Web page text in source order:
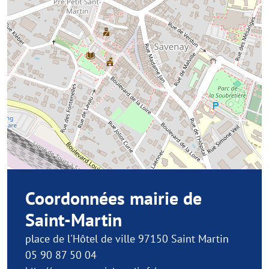
Coordonnées mairie de
Saint-Martin
place de l'Hôtel de ville 97150 Saint Martin
05 90 87 50 04